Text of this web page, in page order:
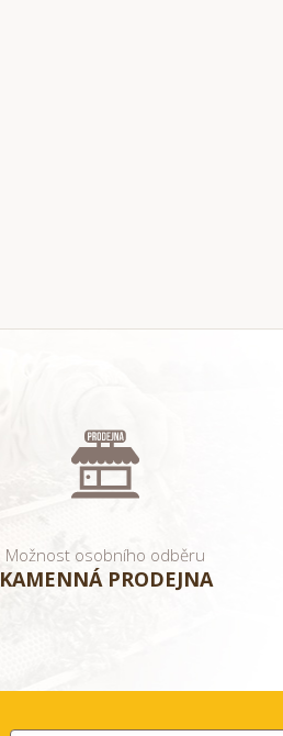
Možnost osobního odběru
KAMENNÁ PRODEJNA